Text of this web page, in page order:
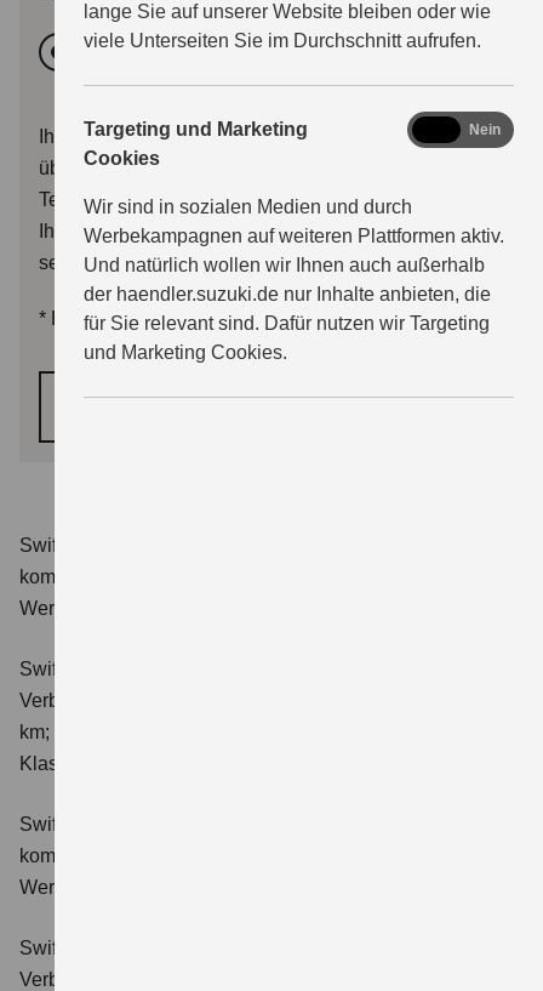
lange Sie auf unserer Website bleiben oder wie
viele Unterseiten Sie im Durchschnitt aufrufen.
Targeting und Marketing
Cookies
Wir sind in sozialen Medien und durch
Werbekampagnen auf weiteren Plattformen aktiv.
Und natürlich wollen wir Ihnen auch außerhalb
der haendler.suzuki.de nur Inhalte anbieten, die
für Sie relevant sind. Dafür nutzen wir Targeting
und Marketing Cookies.
marketing
Nein
Vormittags Nachmittags
Ihr Terminwunsch wird dem Händler mit Ihrer Anfrage
übermittelt. Sie erhalten im Anschluss entweder eine
Terminbestätigung, oder der Händler wird sich mit
Ihnen zwecks Terminalternativen in Verbindung
setzen.
* Pflichtfelder
Swift 1.2 DUALJET HYBRID Club
kombinierter Energieverbrauch 4,4 l/100km; kombinierter
Wert der CO₂-Emission: 98 g/km; CO₂-Klasse: C.
Swift 1.2 DUALJET HYBRID ALLGRIP Club
Verbrauchswerte: kombinierter Energieverbrauch 4,9 l/100
km; kombinierter Wert der CO₂-Emission: 111 g/km; CO₂-
Klasse: C.
Swift 1.2 DUALJET HYBRID Comfort
kombinierter Energieverbrauch 4,4 l/100km; kombinierter
Wert der CO₂-Emission: 99 g/km; CO₂-Klasse: C.
Swift 1.2 DUALJET HYBRID CVT Comfort
Verbrauchswerte: kombinierter Energieverbrauch 4,7